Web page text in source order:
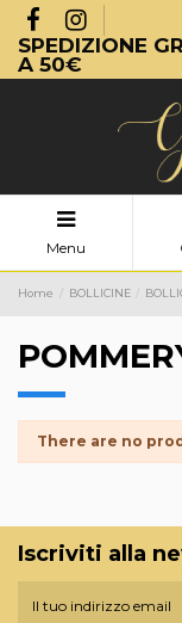
SPEDIZIONE
A 50€
Menu
Home BOLLICINE
There are no
Iscriviti alla